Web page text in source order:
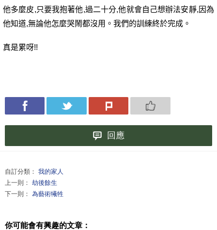
他多麼皮,只要我抱著他,過二十分,他就會自己想辦法安靜, 因為
他知道,無論他怎麼哭鬧都沒用。我們的訓練終於完成。
真是累呀!!
回應
自訂分類： 我的家人
上一則： 劫後餘生
下一則： 為藝術犧牲
你可能會有興趣的文章：